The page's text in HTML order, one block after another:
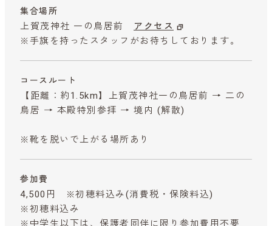
集合場所
上賀茂神社 一の鳥居前
アクセス
※手旗を持ったスタッフがお待ちしております。
コースルート
【距離：約1.5km】上賀茂神社一の鳥居前 → 二の
鳥居 → 本殿特別参拝 → 境内 (解散)
※靴を脱いで上がる場所あり
参加費
4,500円 ※初穂料込み (消費税・保険料込)
※初穂料込み
※中学生以下は、保護者同伴に限り参加費用不要